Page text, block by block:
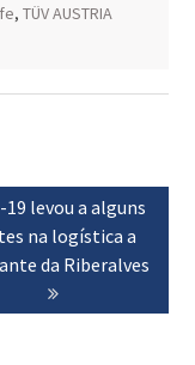
, TÜV AUSTRIA
19 levou a alguns
na logística a
da Riberalves